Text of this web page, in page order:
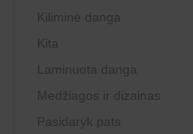
Kiliminė danga
Kita
Laminuota danga
Medžiagos ir dizainas
Pasidaryk pats